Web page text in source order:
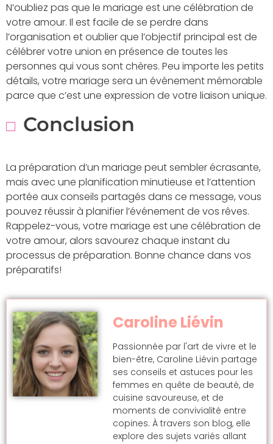
N’oubliez pas que le mariage est une célébration de
votre amour. Il est facile de se perdre dans
l’organisation et oublier que l’objectif principal est de
célébrer votre union en présence de toutes les
personnes qui vous sont chères. Peu importe les petits
détails, votre mariage sera un événement mémorable
parce que c’est une expression de votre liaison unique.
Conclusion
La préparation d’un mariage peut sembler écrasante,
mais avec une planification minutieuse et l’attention
portée aux conseils partagés dans ce message, vous
pouvez réussir à planifier l’événement de vos rêves.
Rappelez-vous, votre mariage est une célébration de
votre amour, alors savourez chaque instant du
processus de préparation. Bonne chance dans vos
préparatifs!
Caroline Liévin
Passionnée par l'art de vivre et le
bien-être, Caroline Liévin partage
ses conseils et astuces pour les
femmes en quête de beauté, de
cuisine savoureuse, et de
moments de convivialité entre
copines. À travers son blog, elle
explore des sujets variés allant